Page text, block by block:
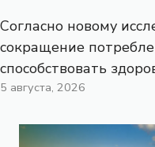
Согласно новому
сокращение
способствовать
5 августа, 2026